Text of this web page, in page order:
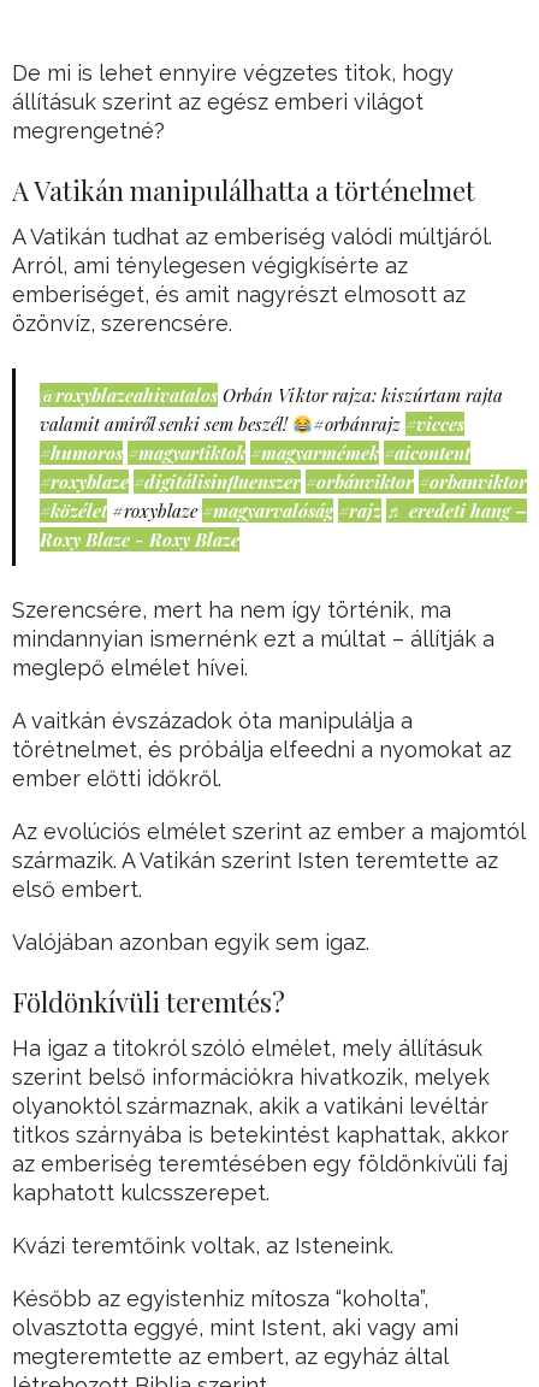
De mi is lehet ennyire végzetes titok, hogy
állításuk szerint az egész emberi világot
megrengetné?
A Vatikán manipulálhatta a történelmet
A Vatikán tudhat az emberiség valódi múltjáról.
Arról, ami ténylegesen végigkísérte az
emberiséget, és amit nagyrészt elmosott az
özönvíz, szerencsére.
@roxyblazeahivatalos Orbán Viktor rajza: kiszúrtam rajta
valamit amiről senki sem beszél!
#orbánrajz #vicces
#humoros #magyartiktok #magyarmémek #aicontent
#roxyblaze #digitálisinfluenszer #orbánviktor #orbanviktor
#közélet #roxyblaze #magyarvalóság #rajz ♬ eredeti hang –
Roxy Blaze - Roxy Blaze
Szerencsére, mert ha nem így történik, ma
mindannyian ismernénk ezt a múltat – állítják a
meglepő elmélet hívei.
A vaitkán évszázadok óta manipulálja a
törétnelmet, és próbálja elfeedni a nyomokat az
ember előtti időkről.
Az evolúciós elmélet szerint az ember a majomtól
származik. A Vatikán szerint Isten teremtette az
első embert.
Valójában azonban egyik sem igaz.
Földönkívüli teremtés?
Ha igaz a titokról szóló elmélet, mely állításuk
szerint belső információkra hivatkozik, melyek
olyanoktól származnak, akik a vatikáni levéltár
titkos szárnyába is betekintést kaphattak, akkor
az emberiség teremtésében egy földönkívüli faj
kaphatott kulcsszerepet.
Kvázi teremtőink voltak, az Isteneink.
Később az egyistenhiz mítosza “koholta”,
olvasztotta eggyé, mint Istent, aki vagy ami
megteremtette az embert, az egyház által